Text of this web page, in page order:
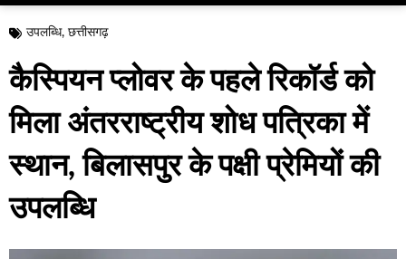
उपलब्धि, छत्तीसगढ़
कैस्पियन प्लोवर के पहले रिकॉर्ड को
मिला अंतरराष्ट्रीय शोध पत्रिका में
स्थान, बिलासपुर के पक्षी प्रेमियों की
उपलब्धि